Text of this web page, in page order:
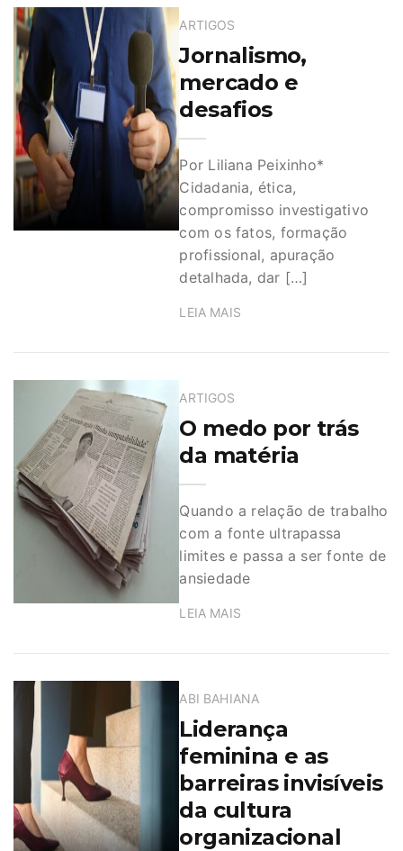
ARTIGOS
Jornalismo,
mercado e
desafios
Por Liliana Peixinho*
Cidadania, ética,
compromisso investigativo
com os fatos, formação
profissional, apuração
detalhada, dar […]
LEIA MAIS
ARTIGOS
O medo por trás
da matéria
Quando a relação de trabalho
com a fonte ultrapassa
limites e passa a ser fonte de
ansiedade
LEIA MAIS
ABI BAHIANA
Liderança
feminina e as
barreiras invisíveis
da cultura
organizacional